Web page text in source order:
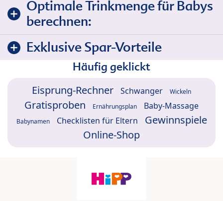
Optimale Trinkmenge für Babys
berechnen:
Exklusive Spar-Vorteile
Häufig geklickt
Eisprung-Rechner Schwanger Wickeln
Gratisproben Ernährungsplan Baby-Massage
Babynamen Checklisten für Eltern
Gewinnspiele
Online-Shop